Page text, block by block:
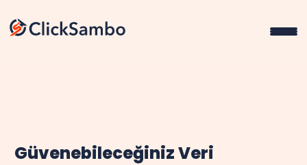
Güvenebileceğiniz Veri